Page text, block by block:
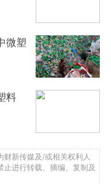
微塑
料
财新传媒及/或相关权利人
进行转载、摘编、复制及